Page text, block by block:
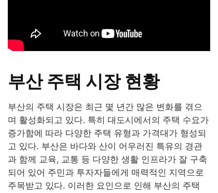
부산 주택 시장 현황
부산의 주택 시장은 최근 몇 년간 많은 변화를 겪으
며 활성화되고 있다. 특히 대도시에서의 주택 수요가
증가함에 따라 다양한 주택 유형과 가격대가 형성되
고 있다. 부산은 바다와 산이 어우러진 특유의 경관
과 함께 교육, 교통 등 다양한 생활 인프라가 잘 구축
되어 있어 주민과 투자자들에게 매력적인 지역으로
주목받고 있다. 이러한 요인으로 인해 부산의 주택